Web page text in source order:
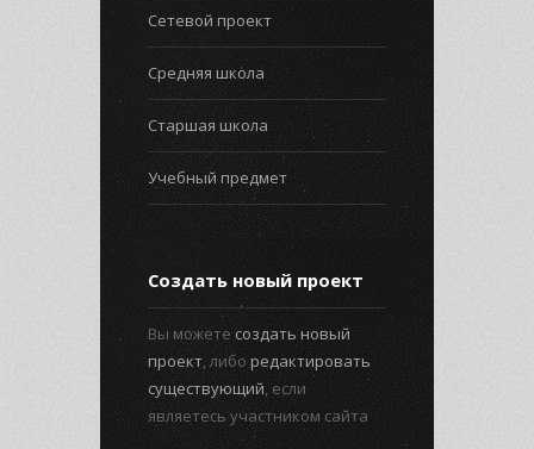
Сетевой проект
Средняя школа
Старшая школа
Учебный предмет
Создать новый проект
Вы можете создать новый
проект, либо редактировать
существующий, если
являетесь участником сайта